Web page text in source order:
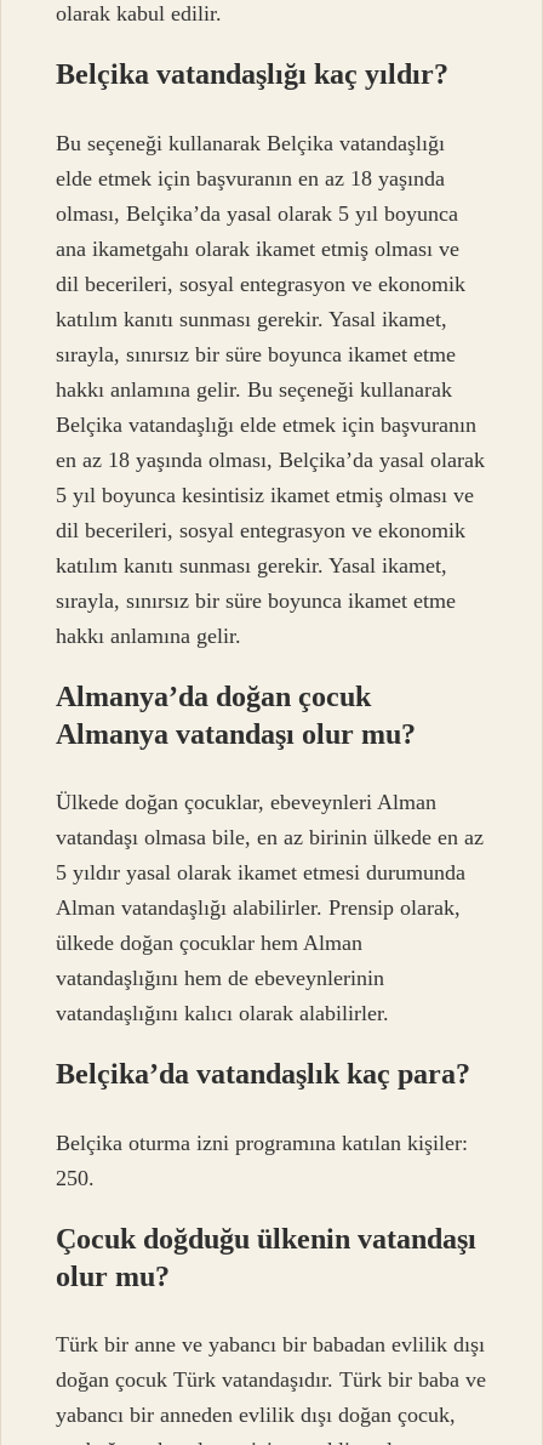
olarak kabul edilir.
Belçika vatandaşlığı kaç yıldır?
Bu seçeneği kullanarak Belçika vatandaşlığı
elde etmek için başvuranın en az 18 yaşında
olması, Belçika’da yasal olarak 5 yıl boyunca
ana ikametgahı olarak ikamet etmiş olması ve
dil becerileri, sosyal entegrasyon ve ekonomik
katılım kanıtı sunması gerekir. Yasal ikamet,
sırayla, sınırsız bir süre boyunca ikamet etme
hakkı anlamına gelir. Bu seçeneği kullanarak
Belçika vatandaşlığı elde etmek için başvuranın
en az 18 yaşında olması, Belçika’da yasal olarak
5 yıl boyunca kesintisiz ikamet etmiş olması ve
dil becerileri, sosyal entegrasyon ve ekonomik
katılım kanıtı sunması gerekir. Yasal ikamet,
sırayla, sınırsız bir süre boyunca ikamet etme
hakkı anlamına gelir.
Almanya’da doğan çocuk
Almanya vatandaşı olur mu?
Ülkede doğan çocuklar, ebeveynleri Alman
vatandaşı olmasa bile, en az birinin ülkede en az
5 yıldır yasal olarak ikamet etmesi durumunda
Alman vatandaşlığı alabilirler. Prensip olarak,
ülkede doğan çocuklar hem Alman
vatandaşlığını hem de ebeveynlerinin
vatandaşlığını kalıcı olarak alabilirler.
Belçika’da vatandaşlık kaç para?
Belçika oturma izni programına katılan kişiler:
250.
Çocuk doğduğu ülkenin vatandaşı
olur mu?
Türk bir anne ve yabancı bir babadan evlilik dışı
doğan çocuk Türk vatandaşıdır. Türk bir baba ve
yabancı bir anneden evlilik dışı doğan çocuk,